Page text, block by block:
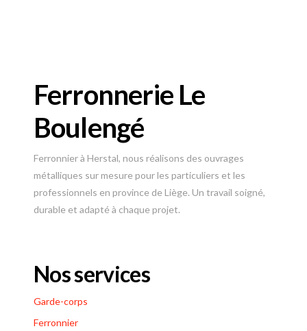
Ferronnerie Le
Boulengé
Ferronnier à Herstal, nous réalisons des ouvrages
métalliques sur mesure pour les particuliers et les
professionnels en province de Liège. Un travail soigné,
durable et adapté à chaque projet.
Nos services
Garde-corps
Ferronnier